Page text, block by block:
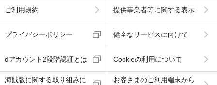
ご利用規約 提供事業者等に関する表示
プライバシーポリシー 健全なサービスに向けて
dアカウント2段階認証とは Cookieの利用について
海賊版に関する取り組みに
お客さまのご利用端末から